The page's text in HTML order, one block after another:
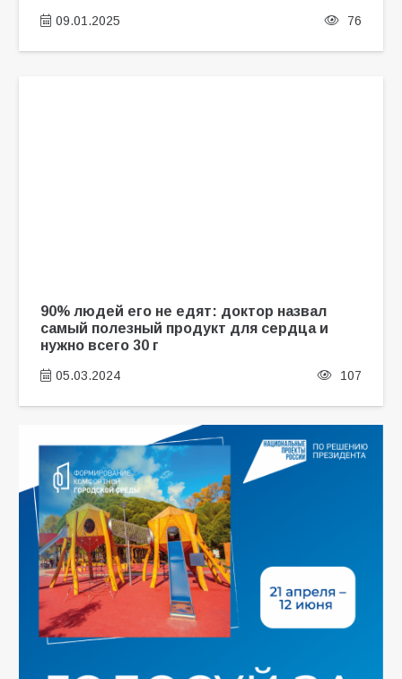
09.01.2025 76
90% людей его не едят: доктор назвал
самый полезный продукт для сердца и
нужно всего 30 г
05.03.2024 107